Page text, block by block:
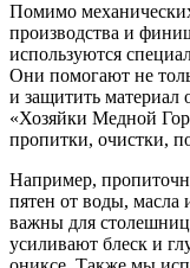
Помимо
производства и
используются
Они помогают не
и защитить материал
«Хозяйки Медной
пропитки, очистки,
Например,
пятен от воды,
важны для
усиливают блеск и